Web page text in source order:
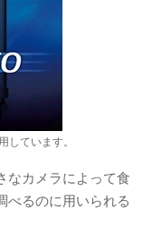
しています。
なカメラによって食
べるのに用いられる